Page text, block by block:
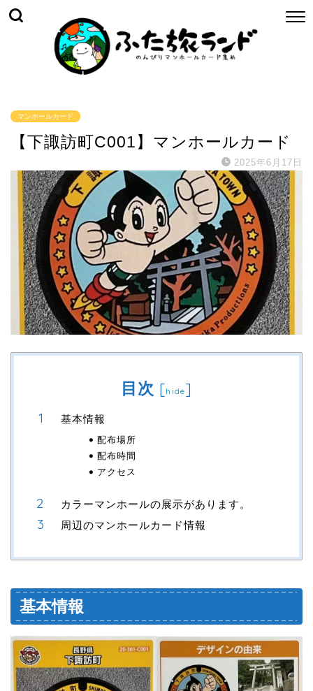
マンホールカード
【下諏訪町C001】マンホールカード
2025年6月17日
目次 [hide]
基本情報
配布場所
配布時間
アクセス
カラーマンホールの展示があります。
周辺のマンホールカード情報
基本情報